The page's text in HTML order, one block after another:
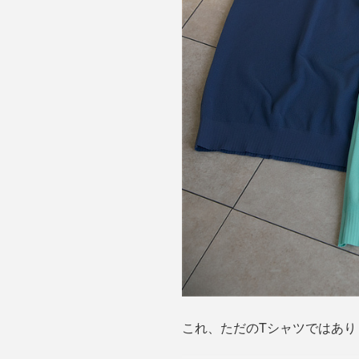
これ、ただのTシャツではあ